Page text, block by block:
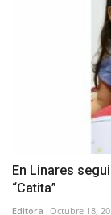
En Linares
“Catita”
Editora Octubre 18,